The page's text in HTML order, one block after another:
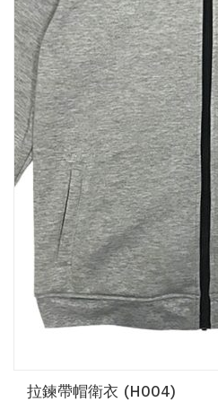
拉鍊帶帽衛衣 (H004)